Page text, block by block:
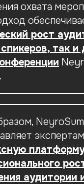
охвата
рост
так и
экспертам
аудитории